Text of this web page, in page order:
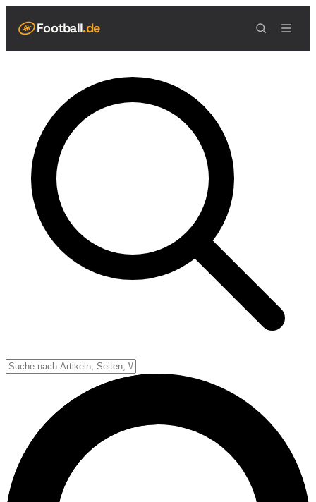
Football.de
Live Scores
Spielplan
Teams
Tabelle
Football Regeln
Punkte & Scoring
Strafen & Fouls
Schiedsrichter
Football Lexikon